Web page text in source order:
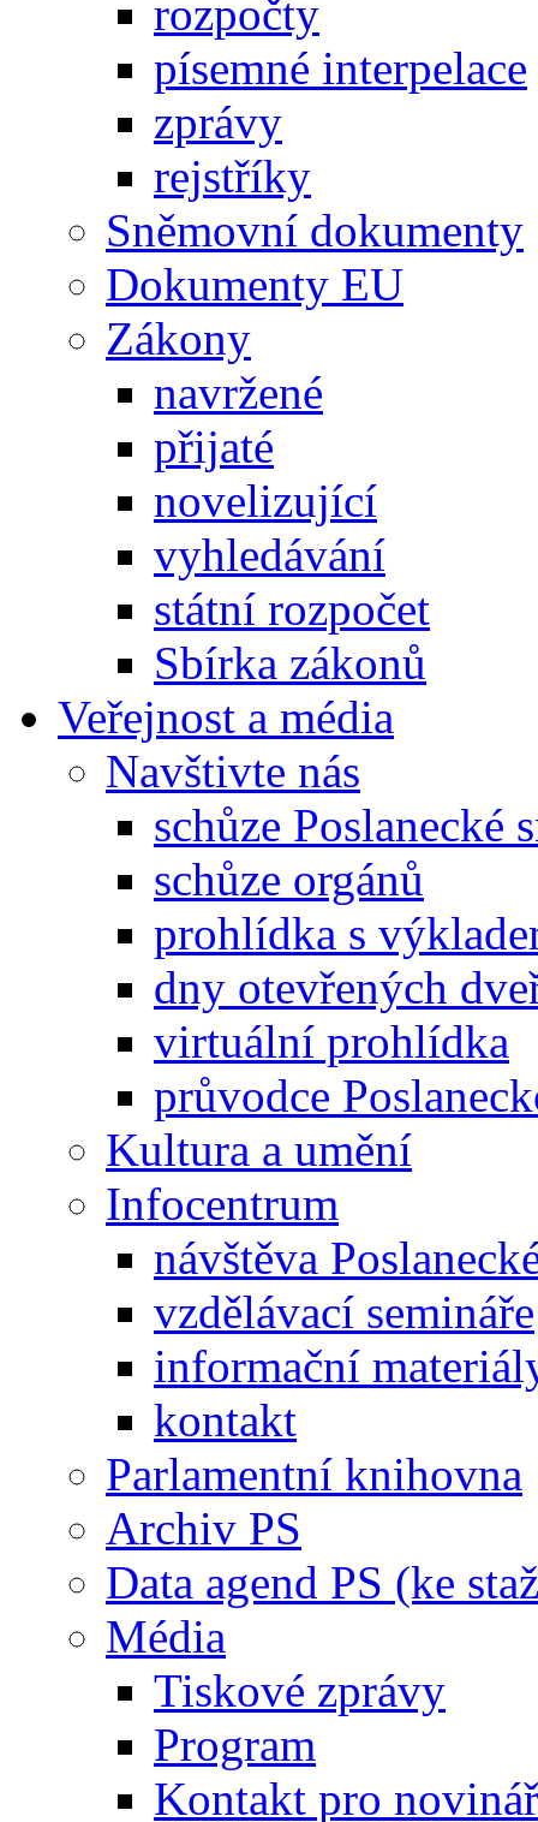
rozpočty
písemné interpelace
zprávy
rejstříky
Sněmovní dokumenty
Dokumenty EU
Zákony
navržené
přijaté
novelizující
vyhledávání
státní rozpočet
Sbírka zákonů
Veřejnost a média
Navštivte nás
schůze Poslanecké
schůze orgánů
prohlídka s
dny otevřených
virtuální prohlídka
průvodce
Kultura a umění
Infocentrum
návštěva
vzdělávací semináře
informační
kontakt
Parlamentní knihovna
Archiv PS
Data agend PS (ke
Média
Tiskové zprávy
Program
Kontakt pro